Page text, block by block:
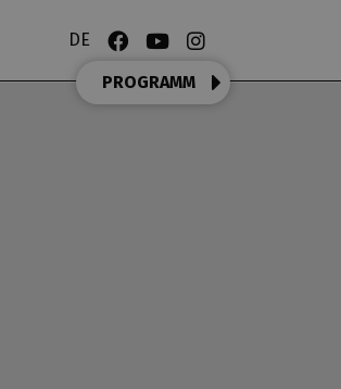
DE
PROGRAMM